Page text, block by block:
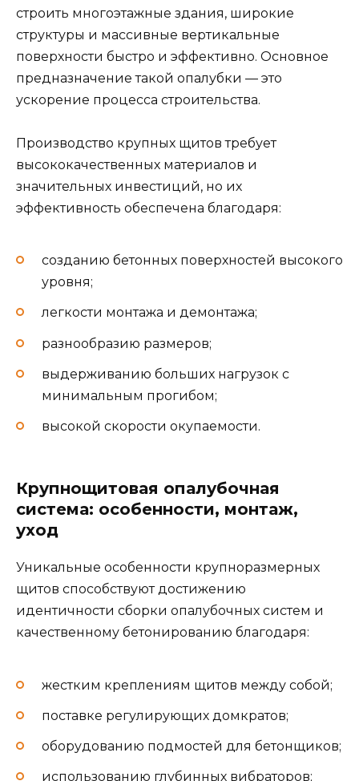
строить многоэтажные здания, широкие
структуры и массивные вертикальные
поверхности быстро и эффективно. Основное
предназначение такой опалубки — это
ускорение процесса строительства.
Производство крупных щитов требует
высококачественных материалов и
значительных инвестиций, но их
эффективность обеспечена благодаря:
созданию бетонных поверхностей высокого
уровня;
легкости монтажа и демонтажа;
разнообразию размеров;
выдерживанию больших нагрузок с
минимальным прогибом;
высокой скорости окупаемости.
Крупнощитовая опалубочная
система: особенности, монтаж,
уход
Уникальные особенности крупноразмерных
щитов способствуют достижению
идентичности сборки опалубочных систем и
качественному бетонированию благодаря:
жестким креплениям щитов между собой;
поставке регулирующих домкратов;
оборудованию подмостей для бетонщиков;
использованию глубинных вибраторов;